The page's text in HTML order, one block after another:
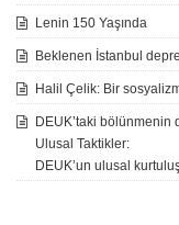
Lenin 150 Yaşında
Beklenen İstanbul
Halil Çelik: Bir
DEUK’taki bölünmenin
Ulusal Taktikler:
DEUK’un ulusal